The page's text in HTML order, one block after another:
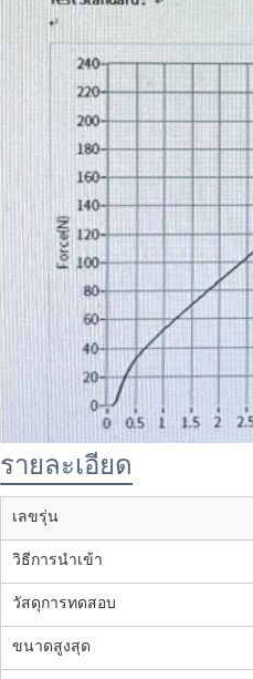
รายละเอียด
เลขรุ่น
วิธีการนําเข้า
วัสดุการทดสอบ
ขนาดสูงสุด